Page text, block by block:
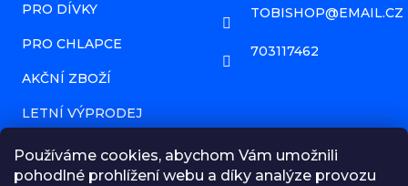
Používáme cookies, abychom Vám umožnili
pohodlné prohlížení webu a díky analýze provozu
í
PRO DÍVKY
PRO CHLAPCE
AKČNÍ ZBOŽÍ
LETNÍ VÝPRODEJ
PRODÁVANÉ ZNAČKY
HODNOCENÍ OBCHODU
TOBISHOP@EMAIL.CZ
703117462